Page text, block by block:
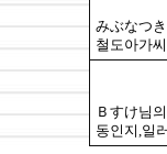
みぶなつ
철도아가
Ｂすけ님
동인지,일